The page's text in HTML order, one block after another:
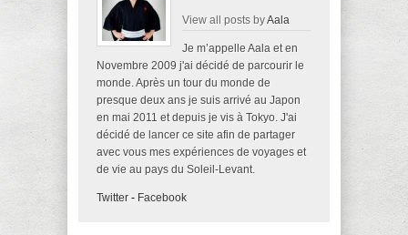
View all posts byAala
Je m’appelle Aala et en
Novembre 2009 j'ai décidé de parcourir le
monde. Après un tour du monde de
presque deux ans je suis arrivé au Japon
en mai 2011 et depuis je vis à Tokyo. J'ai
décidé de lancer ce site afin de partager
avec vous mes expériences de voyages et
de vie au pays du Soleil-Levant.
Twitter - Facebook